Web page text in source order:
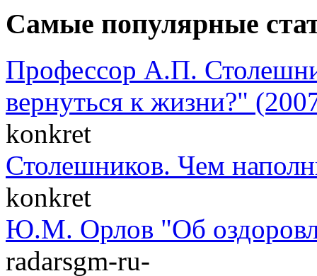
Самые популярные
Профессор А.П.
вернуться к жизни?"
konkret
Столешников. Чем
konkret
Ю.М. Орлов "Об
radarsgm-ru-